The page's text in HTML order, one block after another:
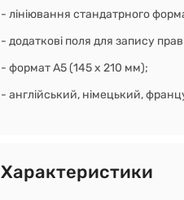
- лініювання стандатрного
- додаткові поля для запису
- формат А5 (145 х 210 мм);
- англійський, німецький,
Характеристики